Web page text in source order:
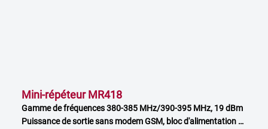
Mini-répéteur MR418
Gamme de fréquences 380-385 MHz/390-395 MHz, 19 dBm
Puissance de sortie sans modem GSM, bloc d'alimentation à